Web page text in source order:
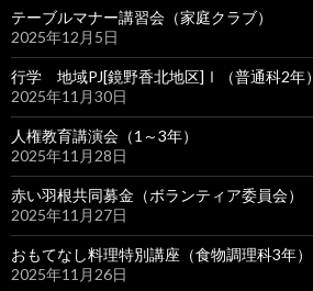
テーブルマナー講習会（家庭クラブ）
2025年12月5日
行学 地域PJ[鏡野香北地区]Ⅰ（普通科2年）
2025年11月30日
人権教育講演会（1～3年）
2025年11月28日
赤い羽根共同募金（ボランティア委員会）
2025年11月27日
おもてなし料理特別講座（食物調理科3年）
2025年11月26日